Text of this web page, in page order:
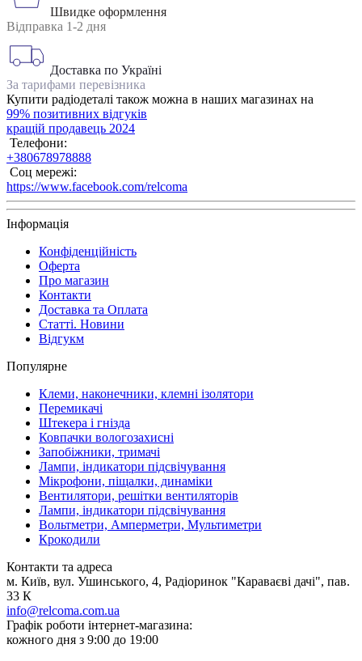
Швидке оформлення
Відправка 1-2 дня
Доставка по Україні
За тарифами перевізника
Купити радіодеталі також можна в наших магазинах на
99% позитивних відгуків
кращій продавець 2024
Телефони:
+380678978888
Соц мережі:
https://www.facebook.com/relcoma
Інформація
Конфіденційність
Оферта
Про магазин
Контакти
Доставка та Оплата
Статті. Новини
Відгукм
Популярне
Клеми, наконечники, клемні ізолятори
Перемикачі
Штекера і гнізда
Ковпачки вологозахисні
Запобіжники, тримачі
Лампи, індикатори підсвічування
Мікрофони, піщалки, динаміки
Вентилятори, решітки вентиляторів
Лампи, індикатори підсвічування
Вольтметри, Амперметри, Мультиметри
Крокодили
Контакти та адреса
м. Київ, вул. Ушинського, 4, Радіоринок "Караваєві дачі", пав.
33 К
info@relcoma.com.ua
Графік роботи інтернет-магазина:
кожного дня з 9:00 до 19:00